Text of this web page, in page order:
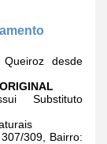
desde
Substituto
309, Bairro: